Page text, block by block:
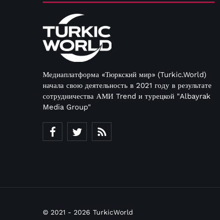
Медиаплатформа «Тюркский мир» (Turkic.World)
начала свою деятельность в 2021 году в результате
сотрудничества АМИ Trend и турецкой "Albayrak
Media Group"
© 2021 - 2026 TurkicWorld